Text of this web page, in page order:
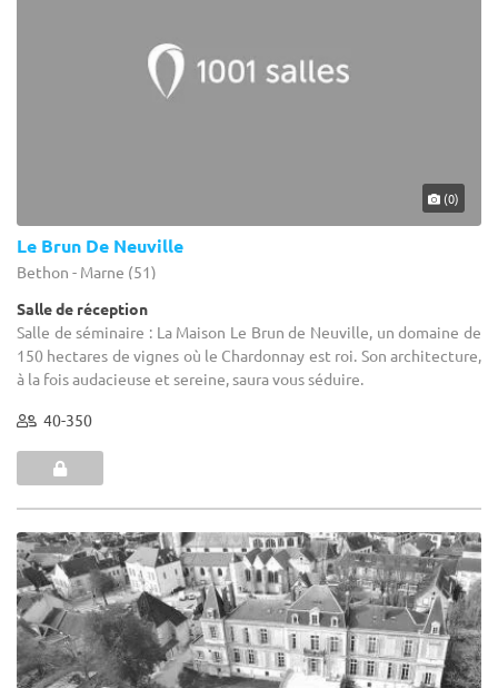
(0)
Le Brun De Neuville
Bethon - Marne (51)
Salle de réception
Salle de séminaire : La Maison Le Brun de Neuville, un domaine de
150 hectares de vignes où le Chardonnay est roi. Son architecture,
à la fois audacieuse et sereine, saura vous séduire.
40-350